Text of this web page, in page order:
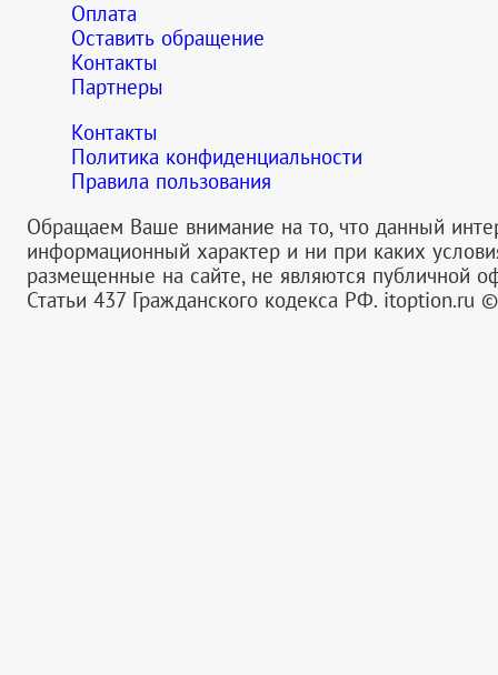
Оплата
Оставить обращение
Контакты
Партнеры
Контакты
Политика конфиденциальности
Правила пользования
Обращаем Ваше внимание на то, что данный
информационный характер и ни при каких
размещенные на сайте, не являются публичной
Статьи 437 Гражданского кодекса РФ. itoption.ru